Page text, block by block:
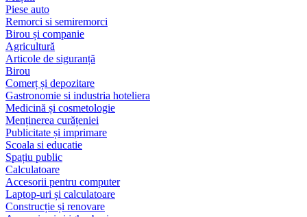
Piese auto
Remorci si semiremorci
Birou și companie
Agricultură
Articole de siguranță
Birou
Comerț și depozitare
Gastronomie si industria hoteliera
Medicină și cosmetologie
Menținerea curățeniei
Publicitate și imprimare
Scoala si educatie
Spațiu public
Calculatoare
Accesorii pentru computer
Laptop-uri și calculatoare
Construcție și renovare